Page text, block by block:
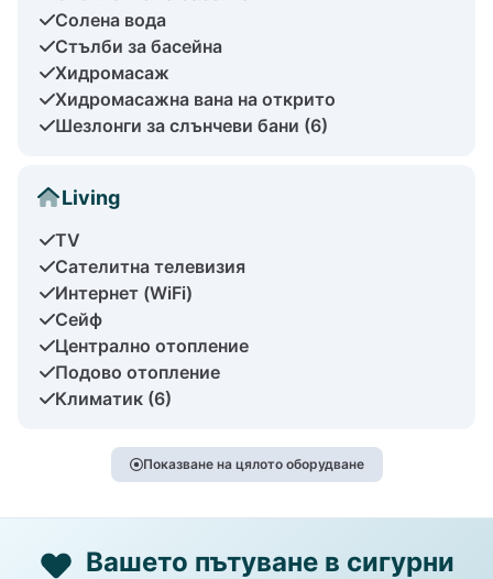
Солена вода
Стълби за басейна
Хидромасаж
Хидромасажна вана на открито
Шезлонги за слънчеви бани (6)
Living
TV
Сателитна телевизия
Интернет (WiFi)
Сейф
Централно отопление
Подово отопление
Климатик (6)
Показване на цялото оборудване
Вашето пътуване в сигурни